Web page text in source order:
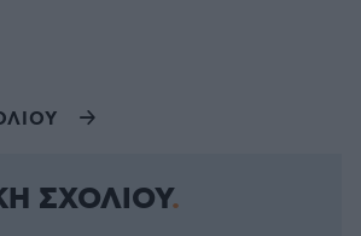
ΣΧΟΛΙΟΥ